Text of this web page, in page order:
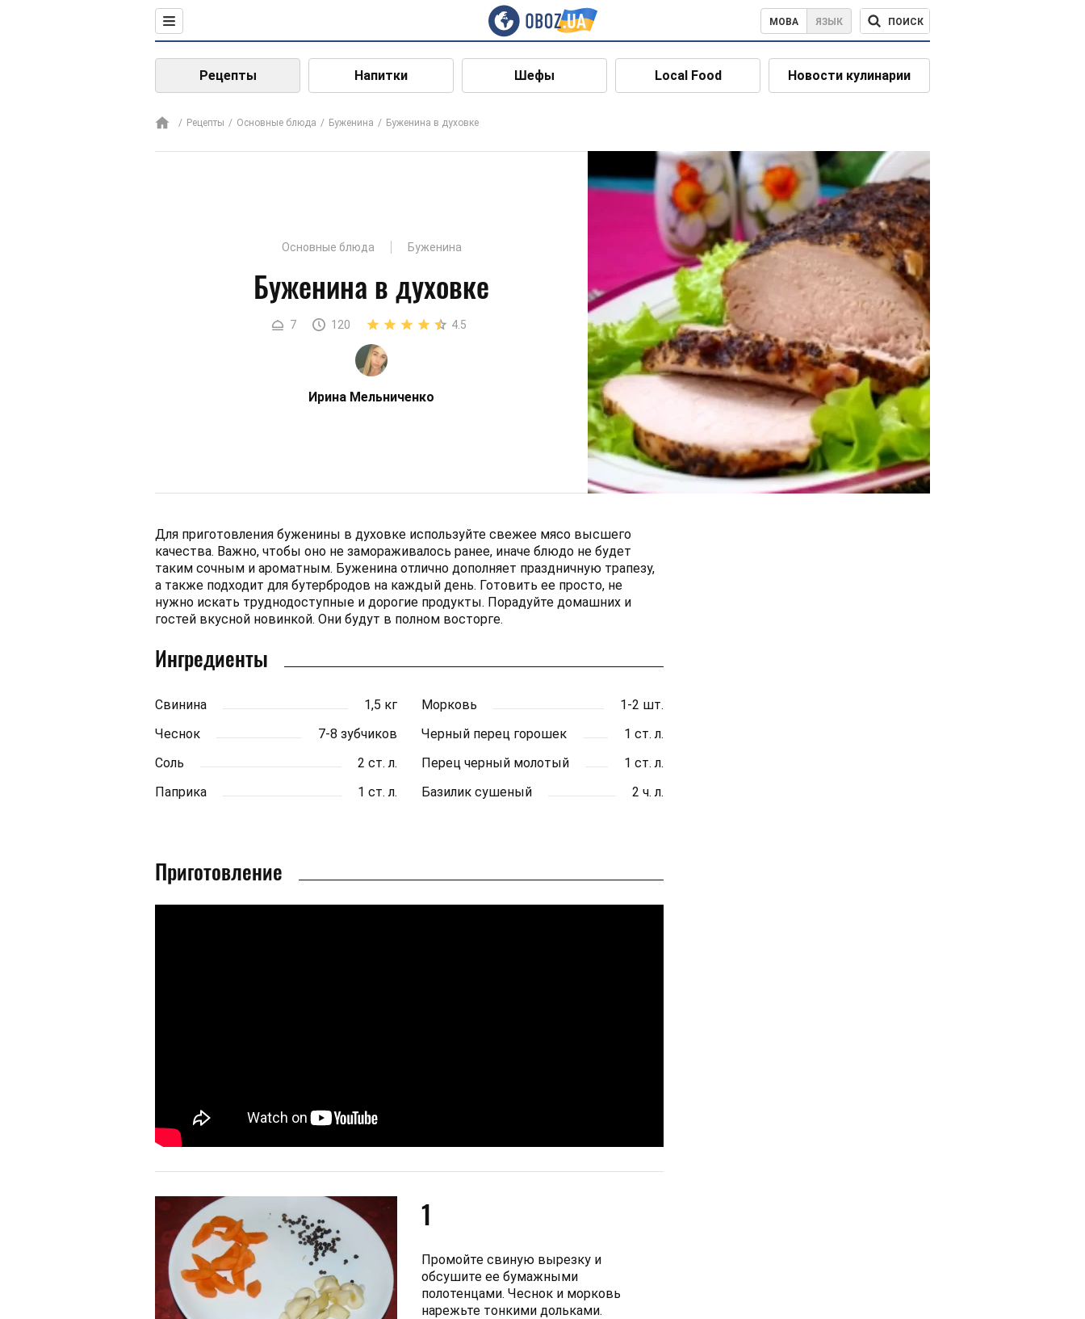
МОВА ЯЗЫК ПОИСК
Рецепты Напитки Шефы Local Food Новости кулинарии
Рецепты Основные блюда Буженина Буженина в духовке
Основные блюда Буженина
Буженина в духовке
7 120 4.5
Ирина Мельниченко
Для приготовления буженины в духовке используйте свежее мясо высшего
качества. Важно, чтобы оно не замораживалось ранее, иначе блюдо не будет
таким сочным и ароматным. Буженина отлично дополняет праздничную трапезу,
а также подходит для бутербродов на каждый день. Готовить ее просто, не
нужно искать труднодоступные и дорогие продукты. Порадуйте домашних и
гостей вкусной новинкой. Они будут в полном восторге.
Ингредиенты
Свинина 1,5 кг Морковь
1-2 шт.
Чеснок
7-8 зубчиков Черный перец горошек
1 ст. л.
Соль
2 ст. л. Перец черный молотый
1 ст. л.
Паприка
1 ст. л. Базилик сушеный 2 ч. л.
Приготовление
1
Промойте свиную вырезку и
обсушите ее бумажными
полотенцами. Чеснок и морковь
нарежьте тонкими дольками.